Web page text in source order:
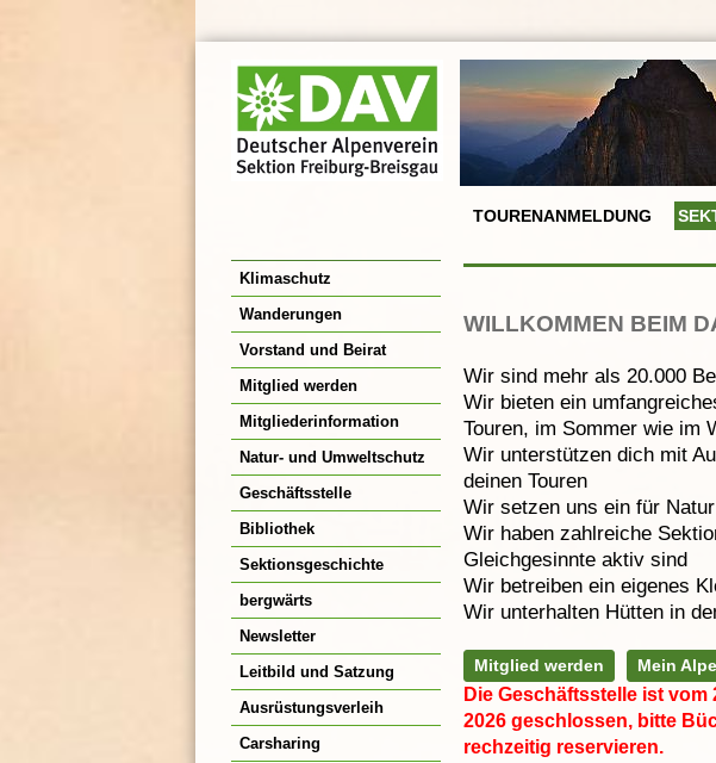
TOURENANMELDUNG
Klimaschutz
Wanderungen
Vorstand und Beirat
Mitglied werden
Mitgliederinformation
Natur- und Umweltschutz
Geschäftsstelle
Bibliothek
Sektionsgeschichte
bergwärts
Newsletter
Leitbild und Satzung
Ausrüstungsverleih
Carsharing
WILLKOMMEN BEIM
Wir sind mehr als 20.000
Wir bieten ein
Touren, im Sommer wie im
Wir unterstützen dich mit
deinen Touren
Wir setzen uns ein für
Wir haben zahlreiche
Gleichgesinnte aktiv sind
Wir betreiben ein eigenes
Wir unterhalten Hütten in
Mitglied werden Mein
Die Geschäftsstelle ist
2026 geschlossen, bitte
rechzeitig reservieren.